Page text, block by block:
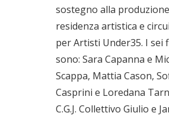
sostegno alla
residenza artistica e
per Artisti Under35. I sei
sono: Sara Capanna e
Scappa, Mattia Cason,
Casprini e Loredana
C.G.J. Collettivo Giulio e